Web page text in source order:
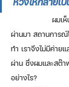
หวังให้กลายเป็
ผ่านมา สถานการณ์
ทำ เราจึงไม่มีค่าย
ผ่าน ซึ่งผมและสต๊า
อย่างไร?